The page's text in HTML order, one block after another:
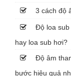
3 cách độ
Độ loa sub
hay loa sub hơi?
Độ âm
bước hiệu quả